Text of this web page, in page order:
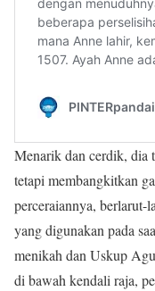
Menarik dan cerdik, dia
tetapi membangkitkan
perceraiannya, berlarut-
yang digunakan pada
menikah dan Uskup
di bawah kendali raja,